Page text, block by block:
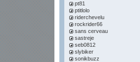
pt81
ptitlolo
riderchevelu
rockrider66
sans cerveau
sastreje
seb0812
slybiker
sonikbuzz